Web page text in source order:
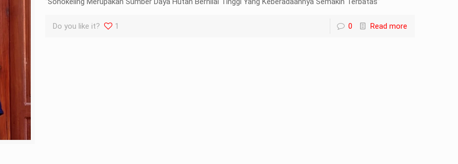
Do you like it? 1 0 Read more